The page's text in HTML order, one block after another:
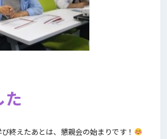
た
終えたあとは、懇親会の始まりです！